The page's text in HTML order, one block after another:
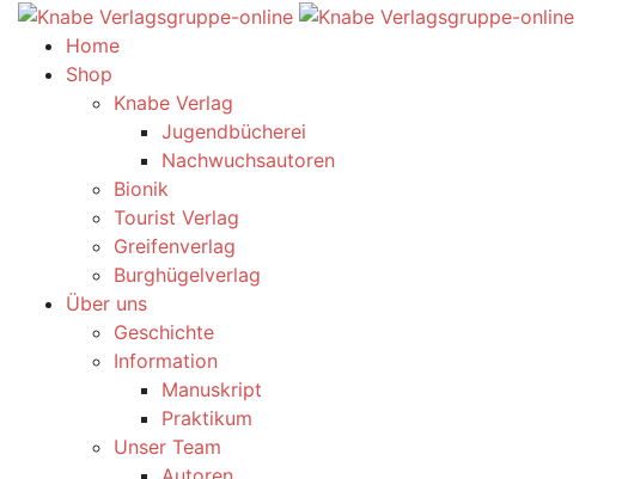
Home
Shop
Knabe Verlag
Jugendbücherei
Nachwuchsautoren
Bionik
Tourist Verlag
Greifenverlag
Burghügelverlag
Über uns
Geschichte
Information
Manuskript
Praktikum
Unser Team